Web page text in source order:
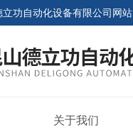
立功自动化设备有限公司网站
关于我们